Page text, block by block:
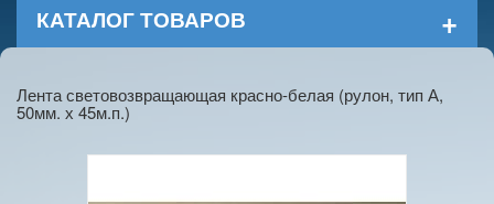
КАТАЛОГ ТОВАРОВ +
Лента световозвращающая красно-белая (рулон, тип А,
50мм. х 45м.п.)